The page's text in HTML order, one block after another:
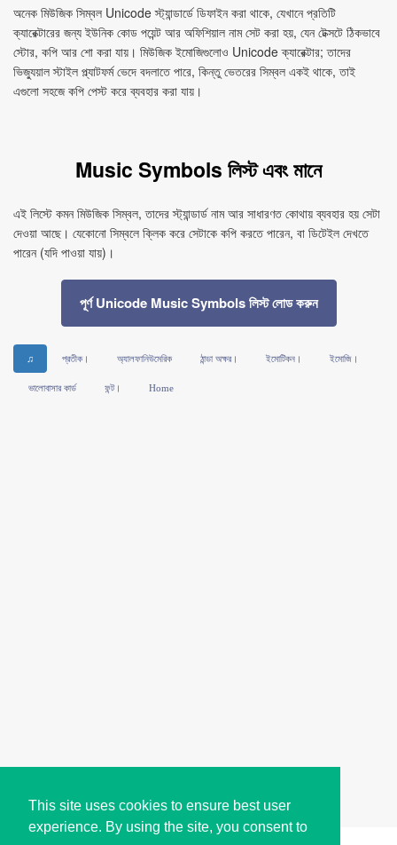
This site uses cookies to ensure best user
experience. By using the site, you consent to
অনেক মিউজিক সিম্বল Unicode স্ট্যান্ডার্ডে ডিফাইন করা থাকে, যেখানে প্রতিটি
ক্যারেক্টারের জন্য ইউনিক কোড পয়েন্ট আর অফিশিয়াল নাম সেট করা হয়, যেন টেক্সটে ঠিকভাবে
স্টোর, কপি আর শো করা যায়। মিউজিক ইমোজিগুলোও Unicode ক্যারেক্টার; তাদের
ভিজ্যুয়াল স্টাইল প্ল্যাটফর্ম ভেদে বদলাতে পারে, কিন্তু ভেতরের সিম্বল একই থাকে, তাই
এগুলো সহজে কপি পেস্ট করে ব্যবহার করা যায়।
Music Symbols লিস্ট এবং মানে
এই লিস্টে কমন মিউজিক সিম্বল, তাদের স্ট্যান্ডার্ড নাম আর সাধারণত কোথায় ব্যবহার হয় সেটা
দেওয়া আছে। যেকোনো সিম্বলে ক্লিক করে সেটাকে কপি করতে পারেন, বা ডিটেইল দেখতে
পারেন (যদি পাওয়া যায়)।
পূর্ণ Unicode Music Symbols লিস্ট লোড করুন
♫ প্রতীক। অ্যালফানিউমেরিক ঠান্ডা অক্ষর। ইমোটিকন। ইমোজি।
ভালোবাসার কার্ড ফন্ট। Home